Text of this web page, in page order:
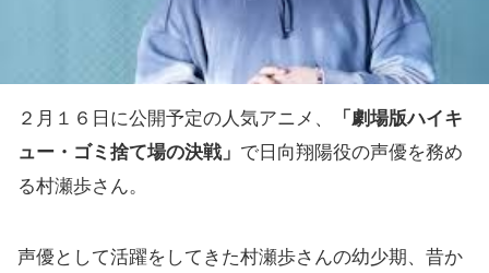
２月１６日に公開予定の人気アニメ、
「劇場版ハイキ
ュー・ゴミ捨て場の決戦」 で日向翔陽役の声優を務め
る村瀬歩さん。
声優として活躍をしてきた村瀬歩さんの幼少期、昔か